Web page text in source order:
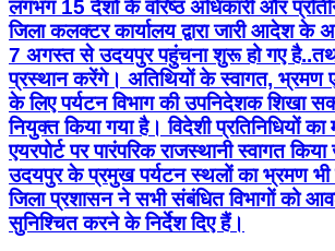
लगभग 15 देशों के वरिष्ठ अधिकारी और
जिला कलक्टर कार्यालय द्वारा जारी आदेश के
7 अगस्त से उदयपुर पहुंचना शुरू हो गए
प्रस्थान करेंगे। अतिथियों के स्वागत, भ्रमण
के लिए पर्यटन विभाग की उपनिदेशक शिखा
नियुक्त किया गया है। विदेशी प्रतिनिधियों का
एयरपोर्ट पर पारंपरिक राजस्थानी स्वागत
उदयपुर के प्रमुख पर्यटन स्थलों का भ्रमण भी
जिला प्रशासन ने सभी संबंधित विभागों को
सुनिश्चित करने के निर्देश दिए हैं।